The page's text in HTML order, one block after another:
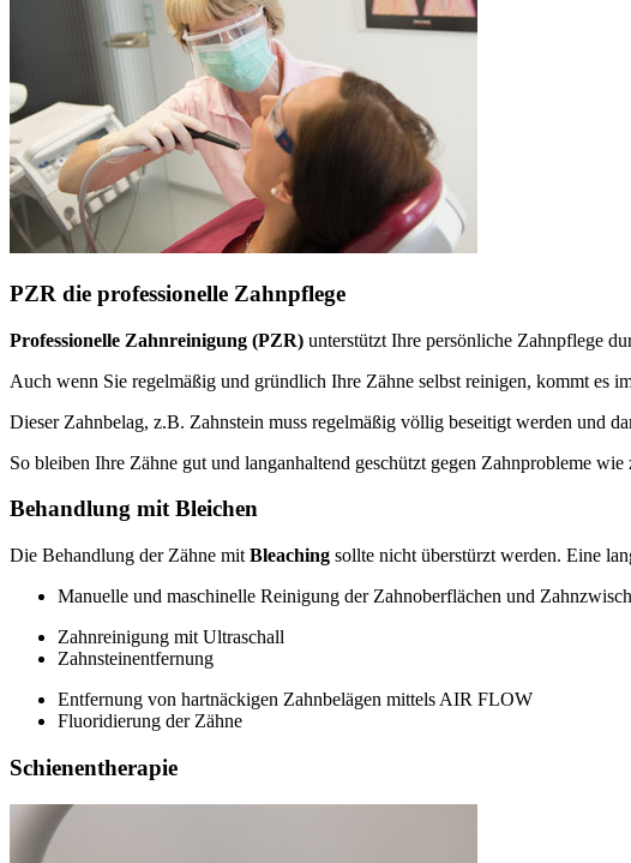
PZR die professionelle Zahnpflege
Professionelle Zahnreinigung (PZR) unterstützt Ihre persönliche Zahnpflege
Auch wenn Sie regelmäßig und gründlich Ihre Zähne selbst reinigen, kommt es
Dieser Zahnbelag, z.B. Zahnstein muss regelmäßig völlig beseitigt werden und
So bleiben Ihre Zähne gut und langanhaltend geschützt gegen Zahnprobleme wie
Behandlung mit Bleichen
Die Behandlung der Zähne mit Bleaching sollte nicht überstürzt werden. Eine
Manuelle und maschinelle Reinigung der Zahnoberflächen und
Zahnreinigung mit Ultraschall
Zahnsteinentfernung
Entfernung von hartnäckigen Zahnbelägen mittels AIR FLOW
Fluoridierung der Zähne
Schienentherapie